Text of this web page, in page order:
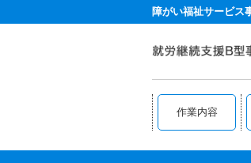
障がい福祉サービス
作業内容